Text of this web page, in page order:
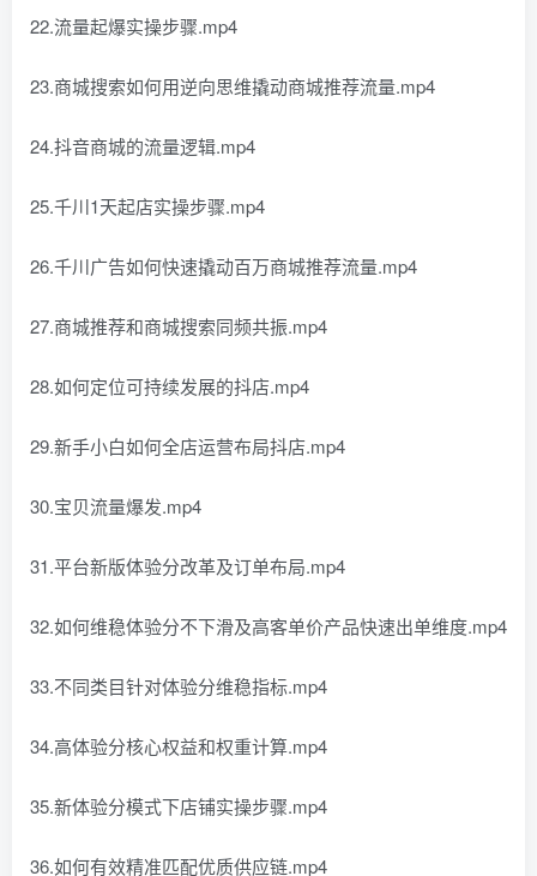
22.流量起爆实操步骤.mp4
23.商城搜索如何用逆向思维撬动商城推荐流量.mp4
24.抖音商城的流量逻辑.mp4
25.千川1天起店实操步骤.mp4
26.千川广告如何快速撬动百万商城推荐流量.mp4
27.商城推荐和商城搜索同频共振.mp4
28.如何定位可持续发展的抖店.mp4
29.新手小白如何全店运营布局抖店.mp4
30.宝贝流量爆发.mp4
31.平台新版体验分改革及订单布局.mp4
32.如何维稳体验分不下滑及高客单价产品快速出单维度.mp4
33.不同类目针对体验分维稳指标.mp4
34.高体验分核心权益和权重计算.mp4
35.新体验分模式下店铺实操步骤.mp4
36.如何有效精准匹配优质供应链.mp4